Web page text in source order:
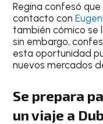
Regina confesó
contacto con
también cómico se
sin embargo,
esta oportunidad
nuevos mercados
Se prepara
un viaje a